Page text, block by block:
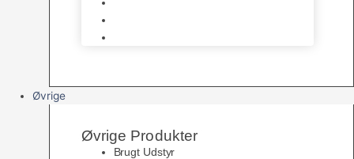
Øvrige
Øvrige Produkter
Brugt Udstyr